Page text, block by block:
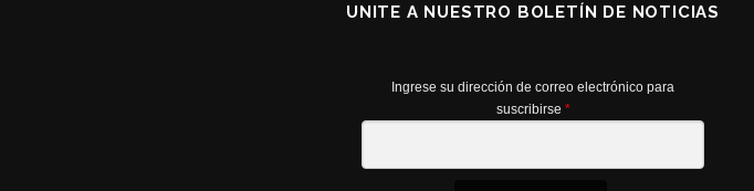
UNITE A NUESTRO BOLETÍN DE NOTICIAS
Ingrese su dirección de correo electrónico para
suscribirse *